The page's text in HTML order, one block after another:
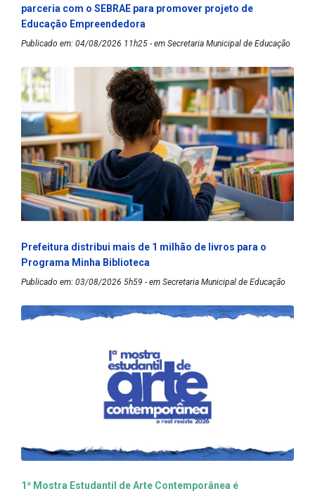
parceria com o SEBRAE para promover projeto de
Educação Empreendedora
Publicado em: 04/08/2026 11h25 - em Secretaria Municipal de Educação
Prefeitura distribui mais de 1 milhão de livros para o
Programa Minha Biblioteca
Publicado em: 03/08/2026 5h59 - em Secretaria Municipal de Educação
1ª Mostra Estudantil de Arte Contemporânea é